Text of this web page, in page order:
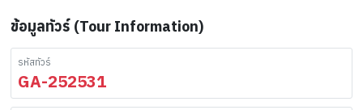
ข้อมูลทัวร์ (Tour Information)
รหัสทัวร์
GA-252531